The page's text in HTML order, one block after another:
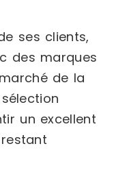
ses clients,
des marques
de la
un excellent